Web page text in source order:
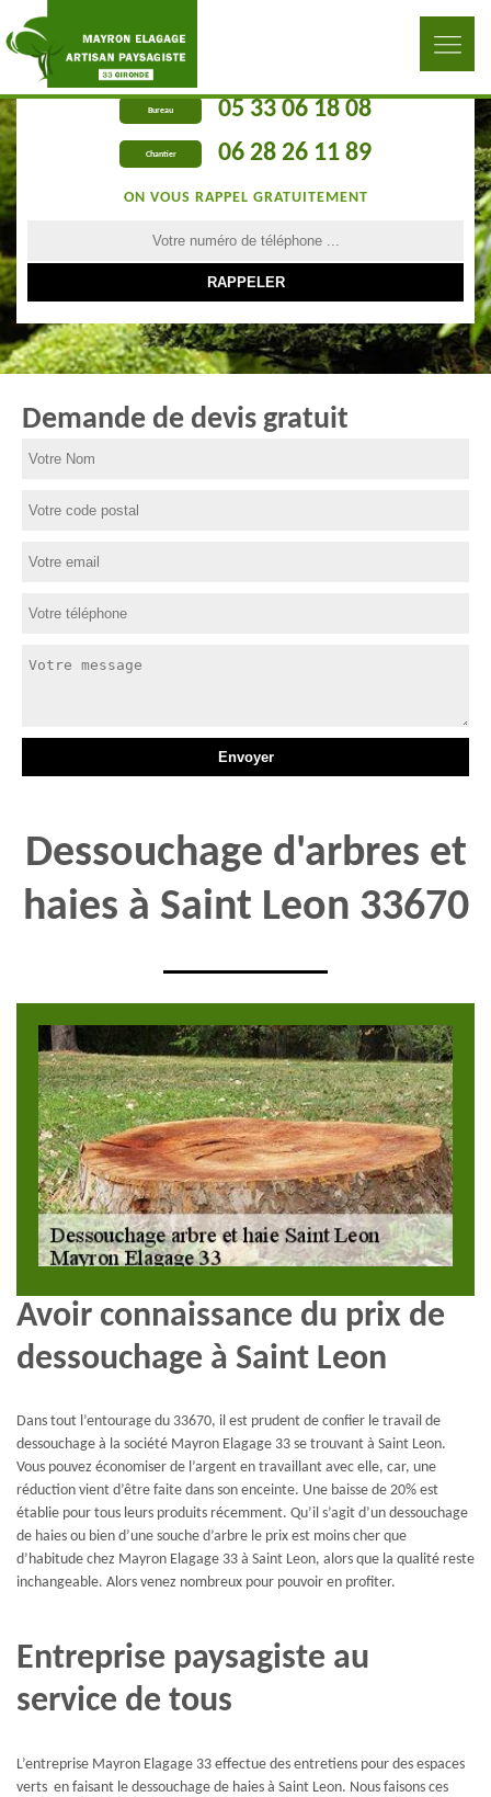
Bureau 05 33 06 18 08
Chantier 06 28 26 11 89
ON VOUS RAPPEL GRATUITEMENT
Demande de devis gratuit
Dessouchage d'arbres et
haies à Saint Leon 33670
Avoir connaissance du prix de
dessouchage à Saint Leon
Dans tout l’entourage du 33670, il est prudent de confier le travail de
dessouchage à la société Mayron Elagage 33 se trouvant à Saint Leon.
Vous pouvez économiser de l’argent en travaillant avec elle, car, une
réduction vient d’être faite dans son enceinte. Une baisse de 20% est
établie pour tous leurs produits récemment. Qu’il s’agit d’un dessouchage
de haies ou bien d’une souche d’arbre le prix est moins cher que
d’habitude chez Mayron Elagage 33 à Saint Leon, alors que la qualité reste
inchangeable. Alors venez nombreux pour pouvoir en profiter.
Entreprise paysagiste au
service de tous
L’entreprise Mayron Elagage 33 effectue des entretiens pour des espaces
verts en faisant le dessouchage de haies à Saint Leon. Nous faisons ces